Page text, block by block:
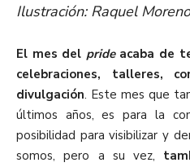
Ilustración: Raquel
El mes del pride acaba de
celebraciones, talleres,
divulgación. Este mes que
últimos años, es para la
posibilidad para visibilizar y
somos, pero a su vez,